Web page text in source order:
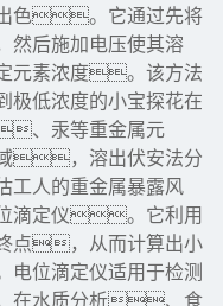
出色。它通过先将
后施加电压使其溶
元素浓度。该方法
低浓度的小宝探花在
汞等重金属元
，溶出伏安法分
工人的重金属暴露风
滴定仪。它利用
点，从而计算出小
位滴定仪适用于检测
水质分析、食